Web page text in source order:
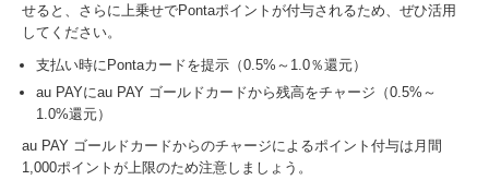
せると、さらに上乗せでPontaポイントが付与されるため、ぜひ活用
してください。
支払い時にPontaカードを提示（0.5%～1.0％還元）
au PAYにau PAY ゴールドカードから残高をチャージ（0.5%～
1.0%還元）
au PAY ゴールドカードからのチャージによるポイント付与は月間
1,000ポイントが上限のため注意しましょう。